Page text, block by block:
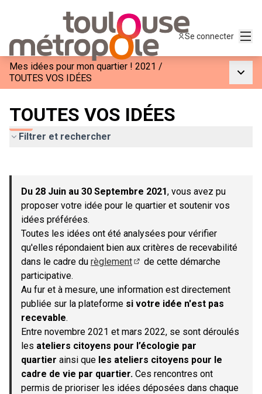
Se connecter
Mes idées pour mon quartier ! 2021 /
TOUTES VOS IDÉES
TOUTES VOS IDÉES
Filtrer et rechercher
−
Du 28 Juin au 30 Septembre 2021, vous avez pu
proposer votre idée pour le quartier et soutenir vos
idées préférées.
Toutes les idées ont été analysées pour vérifier
qu'elles répondaient bien aux critères de recevabilité
dans le cadre du règlement
de cette démarche
participative.
Au fur et à mesure, une information est directement
publiée sur la plateforme si votre idée n'est pas
recevable.
Entre novembre 2021 et mars 2022, se sont déroulés
les ateliers citoyens pour l’écologie par
quartier ainsi que les ateliers citoyens pour le
cadre de vie par quartier. Ces rencontres ont
permis de prioriser les idées déposées dans chaque